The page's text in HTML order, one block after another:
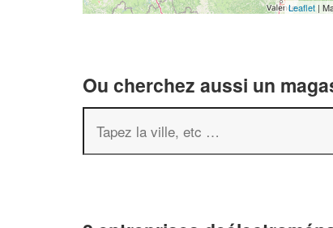
Leaflet |
Ou cherchez aussi un